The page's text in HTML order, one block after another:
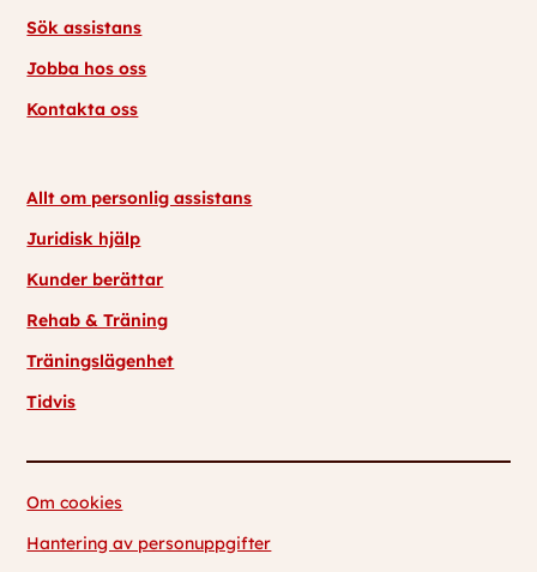
Sök assistans
Jobba hos oss
Kontakta oss
Allt om personlig assistans
Juridisk hjälp
Kunder berättar
Rehab & Träning
Träningslägenhet
Tidvis
Om cookies
Hantering av personuppgifter